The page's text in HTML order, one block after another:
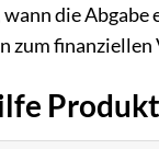
die Abgabe
zum